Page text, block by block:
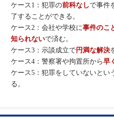
ケース1：犯罪の前科なしで事件
了することができる。
ケース2：会社や学校に事件のこ
知られないで済む。
ケース3：示談成立で円満な解決
ケース4：警察署や拘置所から早
ケース5：犯罪をしていないとい
る。